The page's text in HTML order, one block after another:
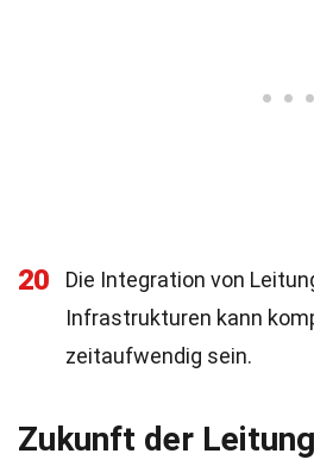
20
Die Integration von
Infrastrukturen kann
zeitaufwendig sein.
Zukunft der